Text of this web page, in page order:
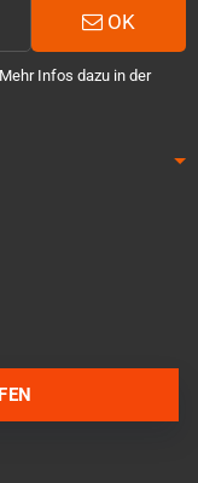
OK
Infos dazu in der
WhatsApp schreiben